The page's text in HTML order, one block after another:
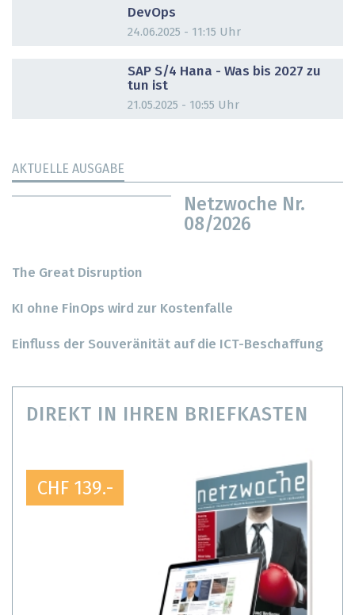
DevOps
24.06.2025 - 11:15 Uhr
SAP S/4 Hana - Was bis 2027 zu
tun ist
21.05.2025 - 10:55 Uhr
AKTUELLE AUSGABE
Netzwoche Nr.
08/2026
The Great Disruption
KI ohne FinOps wird zur Kostenfalle
Einfluss der Souveränität auf die ICT-Beschaffung
DIREKT IN IHREN BRIEFKASTEN
CHF 139.-